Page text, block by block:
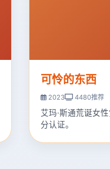
可怜的东西
2023 4480推荐
艾玛·斯通荒诞女
分认证。